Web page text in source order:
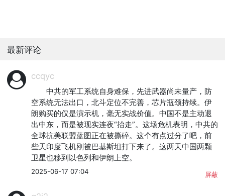
最新评论
ccqyc
中共的军工系统自身难保，先进武器尚未量产，防
空系统无法出口，北斗定位不完善，芯片瓶颈持续。伊
朗购买的仅是演示机，毫无实战价值。中国不是主动退
出中东，而是被现实连夜“抬走”。这场危机表明，中共的
全球抗美联盟蓝图正在被撕碎。这个有点过分了吧，前
些天印度飞机刚被巴基斯坦打下来了。这两天中国两颗
卫星也移到以色列和伊朗上空。
2025-06-17 07:04 屏蔽